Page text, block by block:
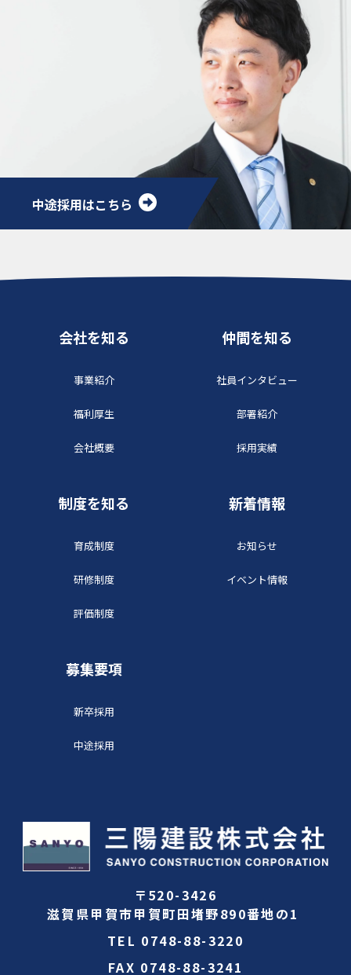
中途採用はこちら
会社を知る
事業紹介
福利厚生
会社概要
仲間を知る
社員インタビュー
部署紹介
採用実績
制度を知る
育成制度
研修制度
評価制度
新着情報
お知らせ
イベント情報
募集要項
新卒採用
中途採用
〒520-3426
滋賀県甲賀市甲賀町田堵野890番地の1
TEL 0748-88-3220
FAX 0748-88-3241